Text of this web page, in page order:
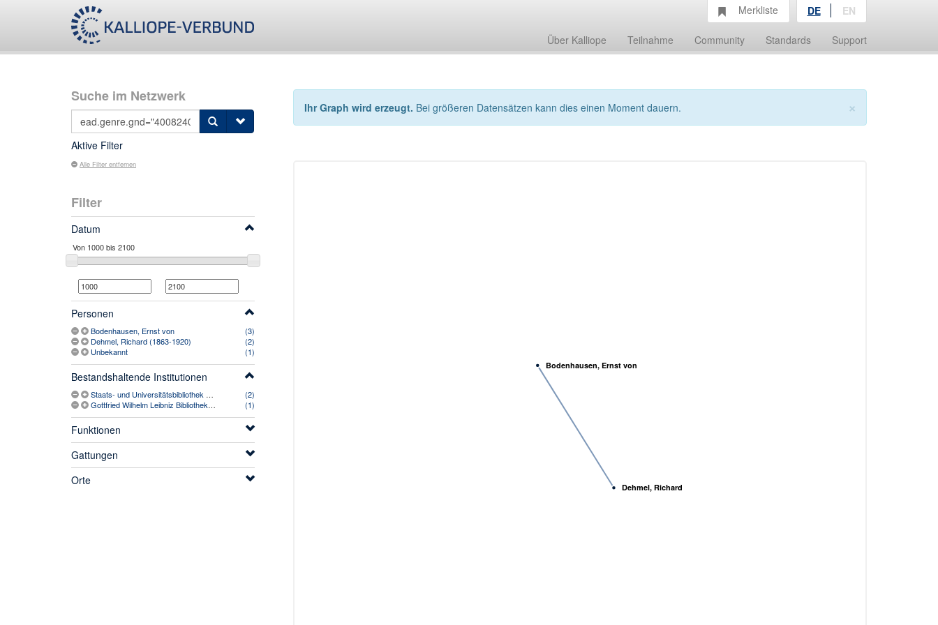
Über Kalliope Teilnahme Community Standards Support
Merkliste DE EN
Suche im Netzwerk
Aktive Filter
Alle Filter entfernen
Filter
Datum
Personen
Bodenhausen, Ernst von
(3)
Dehmel, Richard (1863-1920)
(2)
Unbekannt
(1)
Bestandshaltende Institutionen
Staats- und Universitätsbibliothek Hamburg Carl von Ossietzky
(2)
Gottfried Wilhelm Leibniz Bibliothek - Niedersächsische Landesbibliothek
(1)
Funktionen
Gattungen
Orte
×
Ihr Graph wird erzeugt. Bei größeren Datensätzen kann dies einen Moment dauern.
Dehmel, Richard
Bodenhausen, Ernst von